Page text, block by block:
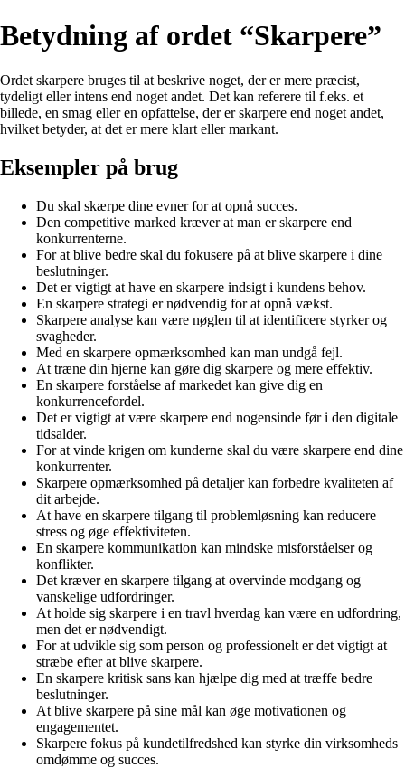
Betydning af ordet “Skarpere”
Ordet skarpere bruges til at beskrive noget, der er mere præcist,
tydeligt eller intens end noget andet. Det kan referere til f.eks. et
billede, en smag eller en opfattelse, der er skarpere end noget andet,
hvilket betyder, at det er mere klart eller markant.
Eksempler på brug
Du skal skærpe dine evner for at opnå succes.
Den competitive marked kræver at man er skarpere end
konkurrenterne.
For at blive bedre skal du fokusere på at blive skarpere i dine
beslutninger.
Det er vigtigt at have en skarpere indsigt i kundens behov.
En skarpere strategi er nødvendig for at opnå vækst.
Skarpere analyse kan være nøglen til at identificere styrker og
svagheder.
Med en skarpere opmærksomhed kan man undgå fejl.
At træne din hjerne kan gøre dig skarpere og mere effektiv.
En skarpere forståelse af markedet kan give dig en
konkurrencefordel.
Det er vigtigt at være skarpere end nogensinde før i den digitale
tidsalder.
For at vinde krigen om kunderne skal du være skarpere end dine
konkurrenter.
Skarpere opmærksomhed på detaljer kan forbedre kvaliteten af
dit arbejde.
At have en skarpere tilgang til problemløsning kan reducere
stress og øge effektiviteten.
En skarpere kommunikation kan mindske misforståelser og
konflikter.
Det kræver en skarpere tilgang at overvinde modgang og
vanskelige udfordringer.
At holde sig skarpere i en travl hverdag kan være en udfordring,
men det er nødvendigt.
For at udvikle sig som person og professionelt er det vigtigt at
stræbe efter at blive skarpere.
En skarpere kritisk sans kan hjælpe dig med at træffe bedre
beslutninger.
At blive skarpere på sine mål kan øge motivationen og
engagementet.
Skarpere fokus på kundetilfredshed kan styrke din virksomheds
omdømme og succes.